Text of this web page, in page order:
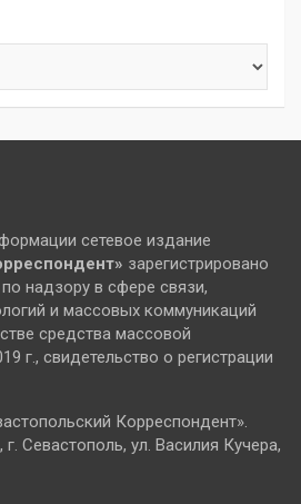
сетевое издание
зарегистрировано
надзору в сфере связи,
и массовых коммуникаций
средства массовой
г., свидетельство о регистрации
Корреспондент».
г. Севастополь, ул. Василия Кучера,